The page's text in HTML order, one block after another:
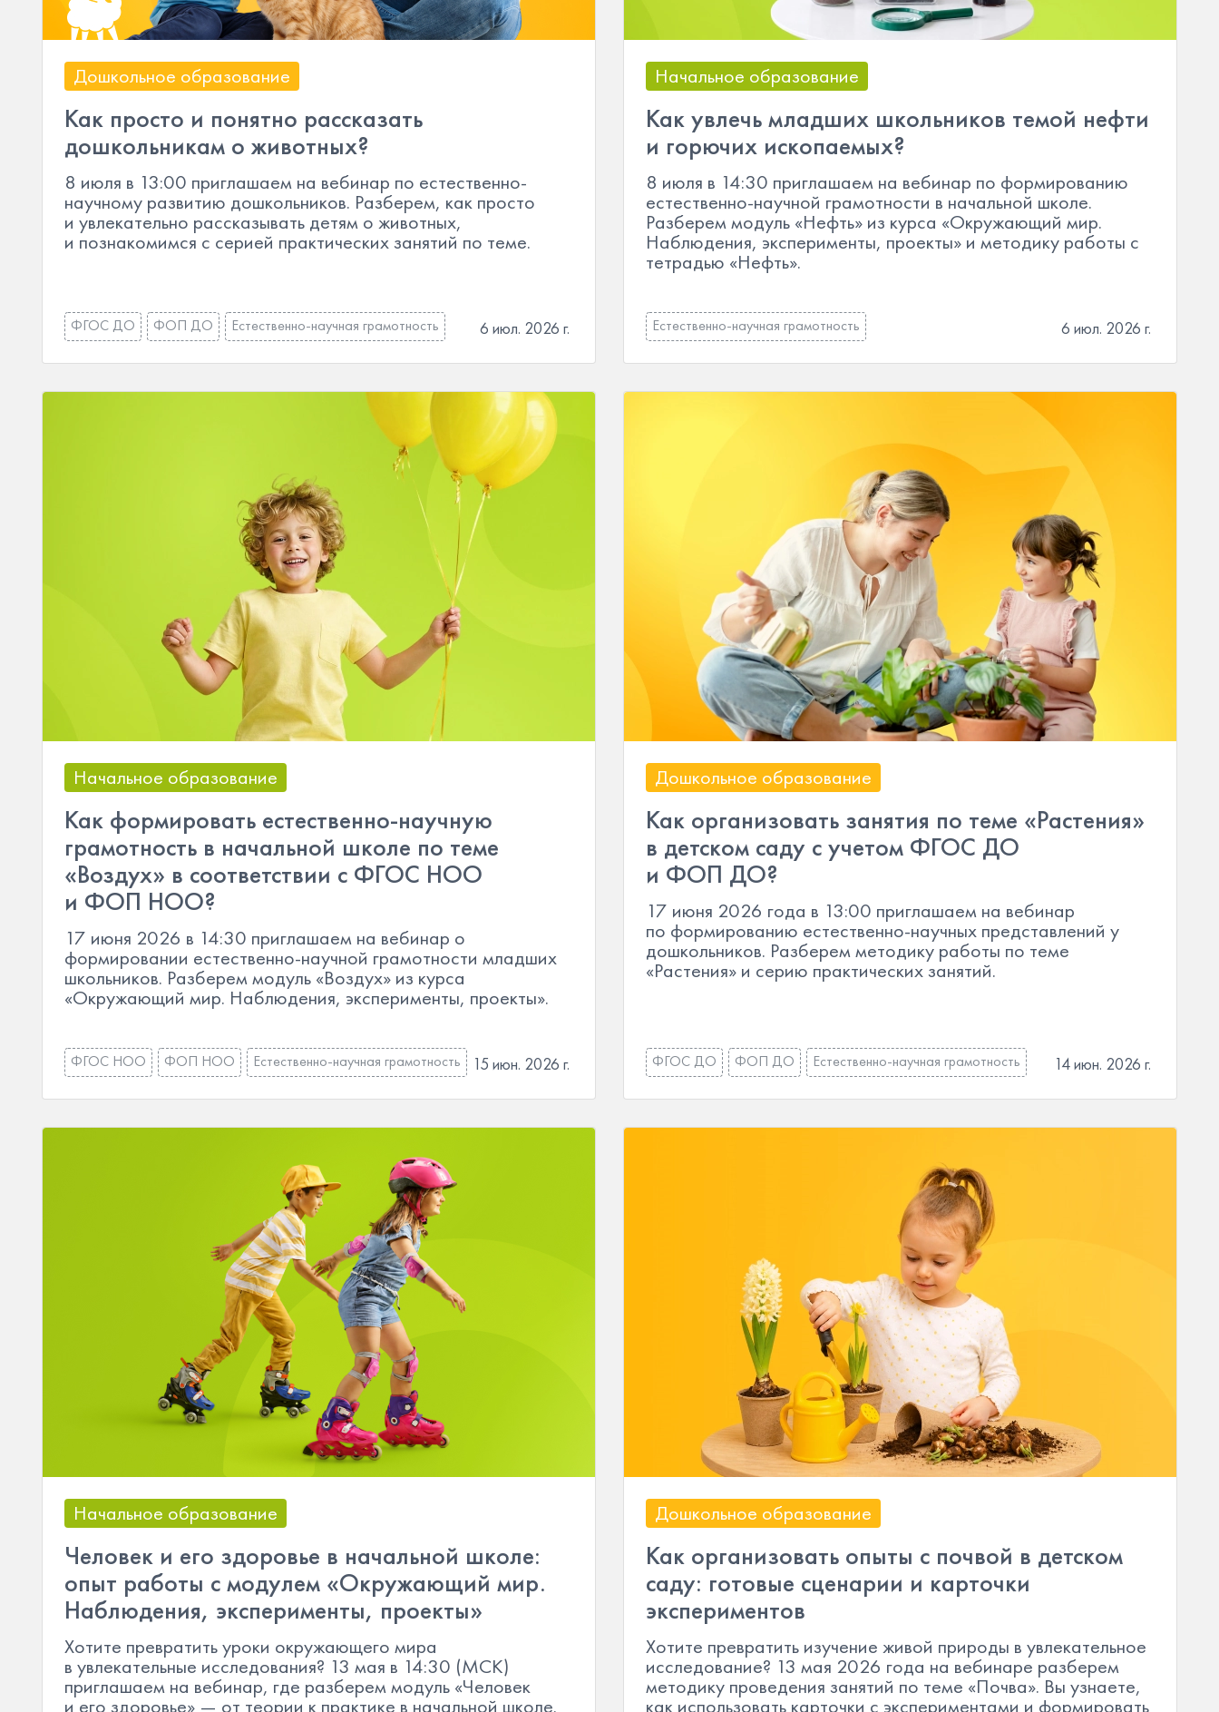
Дошкольное образование
Как просто и понятно рассказать
дошкольникам о животных?
8 июля в 13:00 приглашаем на вебинар по естественно-
научному развитию дошкольников. Разберем, как просто
и увлекательно рассказывать детям о животных,
и познакомимся с серией практических занятий по теме.
ФГОС ДО ФОП ДО Естественно-научная грамотность 6 июл. 2026 г.
Начальное образование
Как увлечь младших школьников темой нефти
и горючих ископаемых?
8 июля в 14:30 приглашаем на вебинар по формированию
естественно-научной грамотности в начальной школе.
Разберем модуль «Нефть» из курса «Окружающий мир.
Наблюдения, эксперименты, проекты» и методику работы с
тетрадью «Нефть».
Естественно-научная грамотность 6 июл. 2026 г.
Начальное образование
Как формировать естественно-научную
грамотность в начальной школе по теме
«Воздух» в соответствии с ФГОС НОО
и ФОП НОО?
17 июня 2026 в 14:30 приглашаем на вебинар о
формировании естественно-научной грамотности младших
школьников. Разберем модуль «Воздух» из курса
«Окружающий мир. Наблюдения, эксперименты, проекты».
ФГОС НОО ФОП НОО Естественно-научная грамотность 15 июн. 2026 г.
Дошкольное образование
Как организовать занятия по теме «Растения»
в детском саду с учетом ФГОС ДО
и ФОП ДО?
17 июня 2026 года в 13:00 приглашаем на вебинар
по формированию естественно-научных представлений у
дошкольников. Разберем методику работы по теме
«Растения» и серию практических занятий.
ФГОС ДО ФОП ДО Естественно-научная грамотность 14 июн. 2026 г.
Начальное образование
Человек и его здоровье в начальной школе:
опыт работы с модулем «Окружающий мир.
Наблюдения, эксперименты, проекты»
Хотите превратить уроки окружающего мира
в увлекательные исследования? 13 мая в 14:30 (МСК)
приглашаем на вебинар, где разберем модуль «Человек
и его здоровье» — от теории к практике в начальной школе.
Дошкольное образование
Как организовать опыты с почвой в детском
саду: готовые сценарии и карточки
экспериментов
Хотите превратить изучение живой природы в увлекательное
исследование? 13 мая 2026 года на вебинаре разберем
методику проведения занятий по теме «Почва». Вы узнаете,
как использовать карточки с экспериментами и формировать